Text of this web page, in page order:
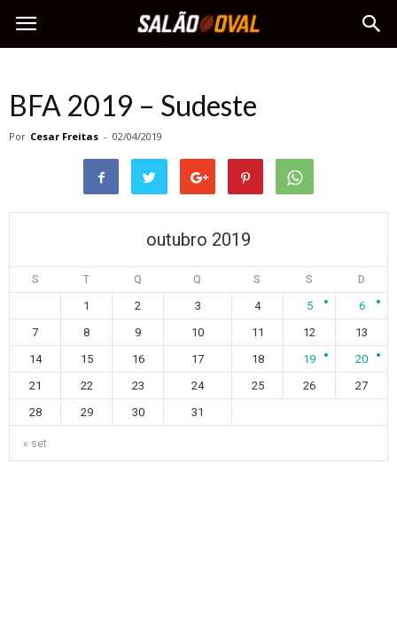
BFA 2019 – Sudeste
Por Cesar Freitas - 02/04/2019
outubro 2019
S T Q Q S S D
« set
1 2 3 4 5
6
7
8 9 10 11 12
13
14
15 16 17 18 19
20
21
22 23 24 25 26
27
28
29 30 31